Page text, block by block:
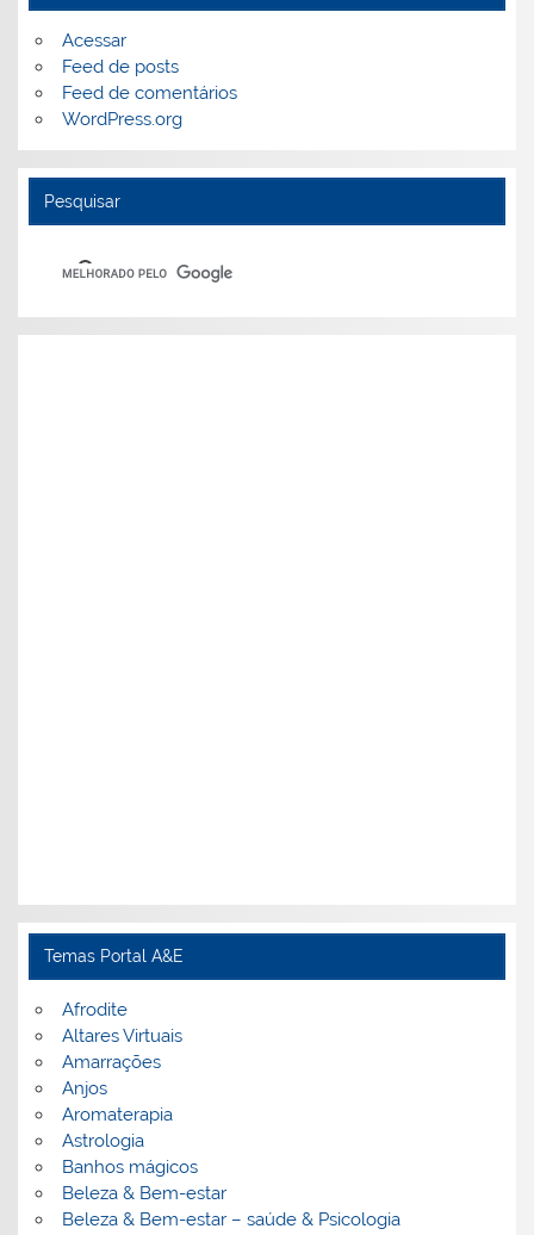
Acessar
Feed de posts
Feed de comentários
WordPress.org
Pesquisar
Temas Portal A&E
Afrodite
Altares Virtuais
Amarrações
Anjos
Aromaterapia
Astrologia
Banhos mágicos
Beleza & Bem-estar
Beleza & Bem-estar – saúde & Psicologia